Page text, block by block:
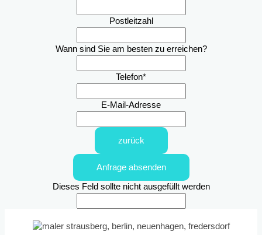
Postleitzahl
Wann sind Sie am besten zu erreichen?
Telefon*
E-Mail-Adresse
zurück
Anfrage absenden
Dieses Feld sollte nicht ausgefüllt werden